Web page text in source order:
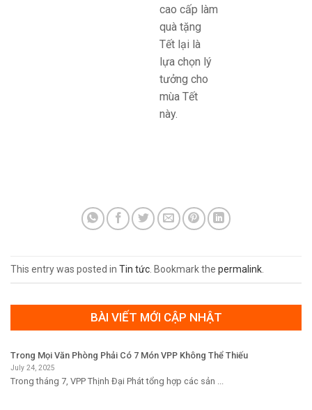
cao cấp làm
quà tặng
Tết lại là
lựa chọn lý
tưởng cho
mùa Tết
này.
This entry was posted in Tin tức . Bookmark the permalink
BÀI VIẾT MỚI CẬP NHẬT
Trong Mọi Văn Phòng Phải Có 7 Món VPP Không Thể Thiếu
July 24, 2025
Trong tháng 7, VPP Thịnh Đại Phát tổng hợp các sản ...